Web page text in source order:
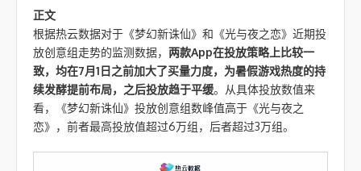
正文
根据热云数据对于《梦幻新诛仙》和《光与夜之恋》近期投
放创意组走势的监测数据， 两款App在投放策略上比较一
致，均在7月1日之前加大了买量力度，为暑假游戏热度的持
续发酵提前布局，之后投放趋于平缓。从具体投放数值来
看，《梦幻新诛仙》投放创意组数峰值高于《光与夜之
恋》，前者最高投放值超过6万组，后者超过3万组。